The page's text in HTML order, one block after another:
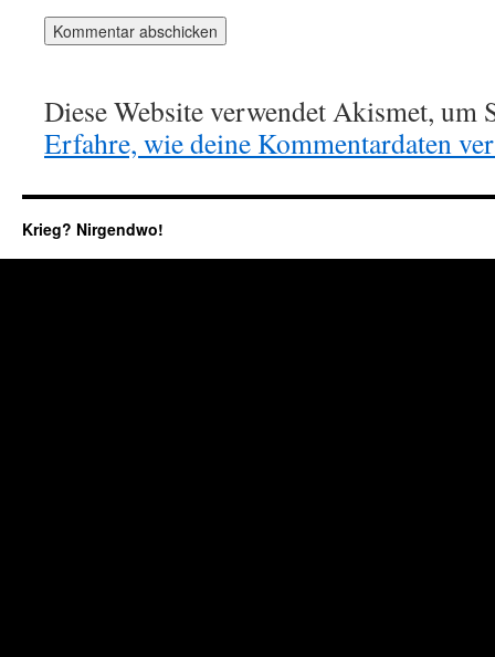
Diese Website verwendet Akismet, um
Erfahre, wie deine Kommentardaten
Krieg? Nirgendwo!